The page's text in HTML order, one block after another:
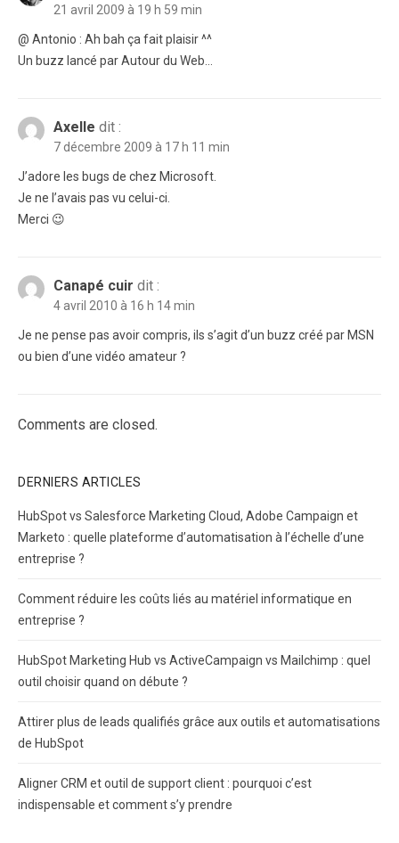
21 avril 2009 à 19 h 59 min
@ Antonio : Ah bah ça fait plaisir ^^
Un buzz lancé par Autour du Web…
Axelle dit :
7 décembre 2009 à 17 h 11 min
J’adore les bugs de chez Microsoft.
Je ne l’avais pas vu celui-ci.
Merci 😉
Canapé cuir dit :
4 avril 2010 à 16 h 14 min
Je ne pense pas avoir compris, ils s’agit d’un buzz créé par MSN
ou bien d’une vidéo amateur ?
Comments are closed.
DERNIERS ARTICLES
HubSpot vs Salesforce Marketing Cloud, Adobe Campaign et
Marketo : quelle plateforme d’automatisation à l’échelle d’une
entreprise ?
Comment réduire les coûts liés au matériel informatique en
entreprise ?
HubSpot Marketing Hub vs ActiveCampaign vs Mailchimp : quel
outil choisir quand on débute ?
Attirer plus de leads qualifiés grâce aux outils et automatisations
de HubSpot
Aligner CRM et outil de support client : pourquoi c’est
indispensable et comment s’y prendre